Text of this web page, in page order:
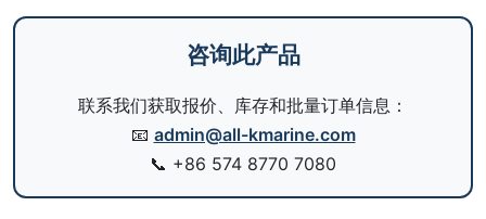
咨询此产品
联系我们获取报价、库存和批量订单信息：
📧 admin@all-kmarine.com
📞 +86 574 8770 7080